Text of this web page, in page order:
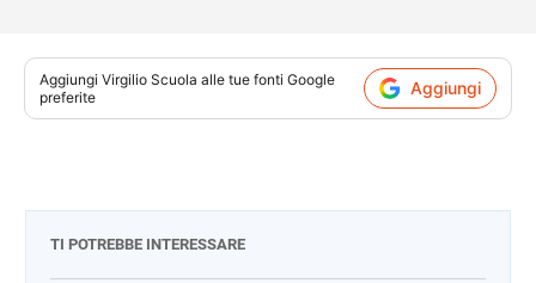
Aggiungi Virgilio Scuola alle tue fonti Google
preferite
Aggiungi
TI POTREBBE INTERESSARE